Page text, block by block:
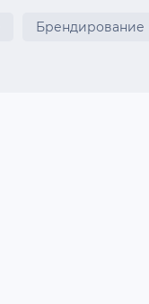
Брендирование